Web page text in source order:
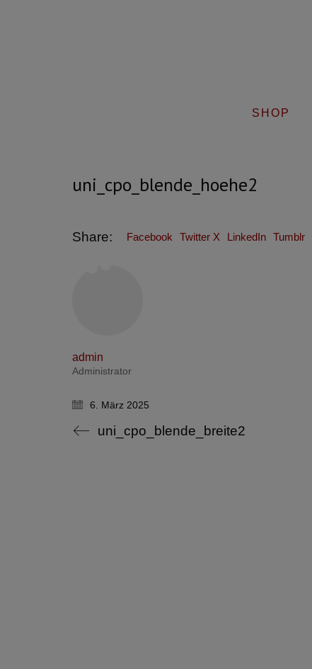
SHOP
uni_cpo_blende_hoehe2
Share: Facebook Twitter X LinkedIn Tumblr
admin
Administrator
6. März 2025
uni_cpo_blende_breite2